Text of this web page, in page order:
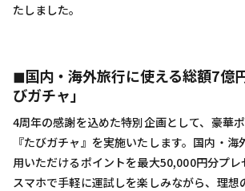
たしました。
◼︎国内・海外旅行に使える総額7億
びガチャ」
4周年の感謝を込めた特別企画として、豪華
『たびガチャ』を実施いたします。国内・海
用いただけるポイントを最大50,000円分プレ
スマホで手軽に運試しを楽しみながら、理想